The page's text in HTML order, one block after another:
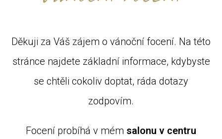
Děkuji za Váš zájem o vánoční focení. Na této
stránce najdete základní informace, kdybyste
se chtěli cokoliv doptat, ráda dotazy
zodpovím.
Focení probíhá v mém salonu v centru